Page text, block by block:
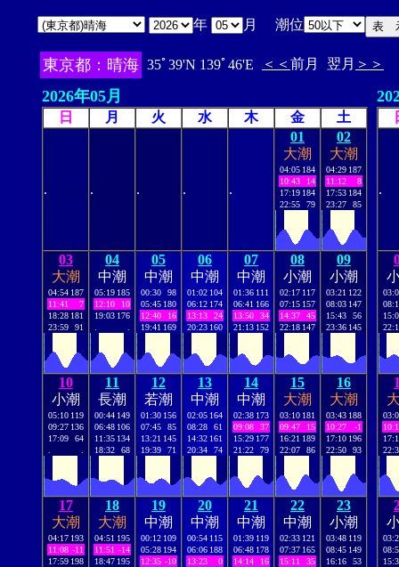
年 月 潮位
東京都：晴海 35ﾟ39'N 139ﾟ46'E ＜＜ 前月 翌月 ＞＞
2026年05月
日 月 火 水 木 金 土
. . . . .
01
大潮
04:05 184
10:43
14
17:19 184
22:55
79
02
大潮
04:29 187
11:12
8
17:53 184
23:27
85
03
大潮
04:54 187
11:41
7
18:28 181
23:59
91
04
中潮
05:19 185
12:10
10
19:03 176
05
中潮
00:30
98
05:45 180
12:40
16
19:41 169
06
中潮
01:02 104
06:12 174
13:13
24
20:23 160
07
中潮
01:36 111
06:41 166
13:50
34
21:13 152
08
小潮
02:17 117
07:15 157
14:37
45
22:18 147
09
小潮
03:21 122
08:03 147
15:43
56
23:36 145
10
小潮
05:10 119
09:27 136
17:09
64
11
長潮
00:44 149
06:48 106
11:35 134
18:32
68
12
若潮
01:30 156
07:45
85
13:21 145
19:39
71
13
中潮
02:05 164
08:28
61
14:32 161
20:34
74
14
中潮
02:38 173
09:08
37
15:29 177
21:22
79
15
大潮
03:10 181
09:47
15
16:21 189
22:07
86
16
大潮
03:43 188
10:27
-1
17:10 196
22:50
93
17
大潮
04:17 193
11:08 -11
17:59 198
18
大潮
04:51 195
11:51 -14
18:47 195
19
中潮
00:12 109
05:28 194
12:35 -10
20
中潮
00:54 115
06:06 188
13:23
0
21
中潮
01:39 119
06:48 178
14:14
16
22
中潮
02:33 121
07:37 165
15:11
35
23
小潮
03:48 119
08:45 149
16:16
53
.